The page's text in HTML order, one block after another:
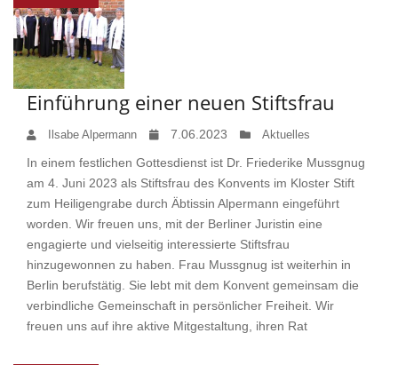
Einführung einer neuen Stiftsfrau
Ilsabe Alpermann 7.06.2023 Aktuelles
In einem festlichen Gottesdienst ist Dr. Friederike Mussgnug
am 4. Juni 2023 als Stiftsfrau des Konvents im Kloster Stift
zum Heiligengrabe durch Äbtissin Alpermann eingeführt
worden. Wir freuen uns, mit der Berliner Juristin eine
engagierte und vielseitig interessierte Stiftsfrau
hinzugewonnen zu haben. Frau Mussgnug ist weiterhin in
Berlin berufstätig. Sie lebt mit dem Konvent gemeinsam die
verbindliche Gemeinschaft in persönlicher Freiheit. Wir
freuen uns auf ihre aktive Mitgestaltung, ihren Rat